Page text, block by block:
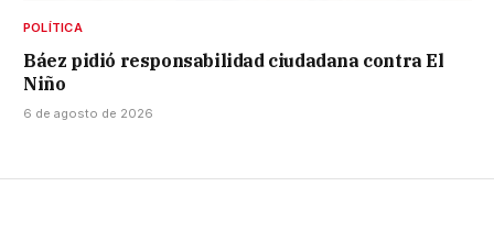
POLÍTICA
Báez pidió responsabilidad ciudadana contra El
Niño
6 de agosto de 2026